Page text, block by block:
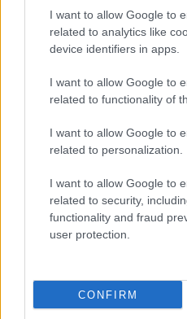
I want to allow Google to
related to analytics like
device identifiers in apps.
I want to allow Google to
related to functionality of
I want to allow Google to
related to personalization.
I want to allow Google to
related to security,
functionality and fraud
user protection.
CONFIRM
történet. Az egyik
gyártott a bakiból és
aki- az olvasónk szerint-
vidéki diákot, annak
elsimerte, hogy hiba
elnézést kért.
Az eset kapcsán
igazgatót, aki válaszolt
hogy kirúgta volna a
folyamatos kollégiumi
kollégiumunk